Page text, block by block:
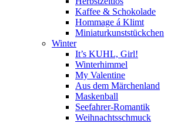
Kaffee & Schokolade
Hommage á Klimt
Miniaturkunststückchen
Winter
It’s KUHL, Girl!
Winterhimmel
My Valentine
Aus dem Märchenland
Maskenball
Seefahrer-Romantik
Weihnachtsschmuck